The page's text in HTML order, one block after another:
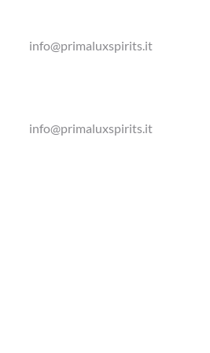
info@primaluxspirits.it
info@primaluxspirits.it